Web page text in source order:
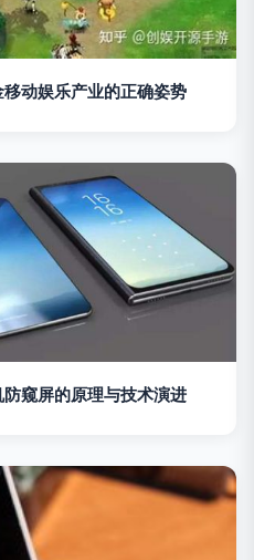
动娱乐产业的正确姿势
窥屏的原理与技术演进